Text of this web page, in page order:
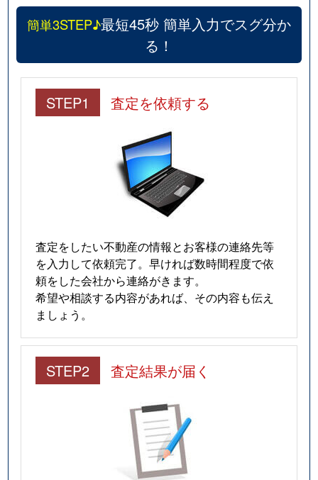
簡単3STEP♪最短45秒 簡単入力でスグ分か
る！
STEP1 査定を依頼する
査定をしたい不動産の情報とお客様の連絡先等
を入力して依頼完了。早ければ数時間程度で依
頼をした会社から連絡がきます。
希望や相談する内容があれば、その内容も伝え
ましょう。
STEP2 査定結果が届く